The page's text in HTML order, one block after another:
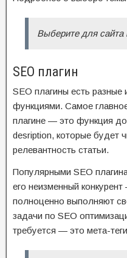
Выберите для сайта
SEO плагин
SEO плагины есть разные
функциями. Самое
плагине — это функция
desription, которые будет
релевантность статьи.
Популярными SEO
его неизменный
полноценно выполняют
задачи по SEO
требуется — это мета-